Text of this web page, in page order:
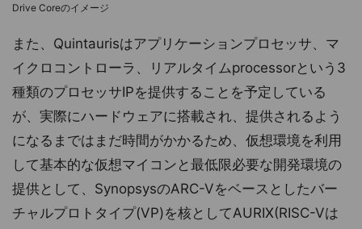
Drive Coreのイメージ
また、Quintaurisはアプリケーションプロセッサ、マ
イクロコントローラ、リアルタイムprocessorという3
種類のプロセッサIPを提供することを予定している
が、実際にハードウェアに搭載され、提供されるよう
になるまではまだ時間がかかるため、仮想環境を利用
して基本的な仮想マイコンと最低限必要な開発環境の
提供として、SynopsysのARC-Vをベースとしたバー
チャルプロトタイプ(VP)を核としてAURIX(RISC-Vは